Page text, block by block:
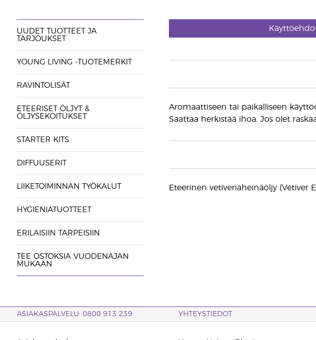
UUDET TUOTTEET JA
TARJOUKSET
YOUNG LIVING -TUOTEMERKIT
RAVINTOLISÄT
ETEERISET ÖLJYT &
ÖLJYSEKOITUKSET
STARTER KITS
DIFFUUSERIT
LIIKETOIMINNAN TYÖKALUT
HYGIENIATUOTTEET
ERILAISIIN TARPEISIIN
TEE OSTOKSIA VUODENAJAN
MUKAAN
Aromaattiseen tai paikalliseen
Saattaa herkistää ihoa. Jos olet
Eteerinen vetiveriaheinäöljy (Vetiver
ASIAKASPALVELU: 0800 913 239 YHTEYSTIEDOT